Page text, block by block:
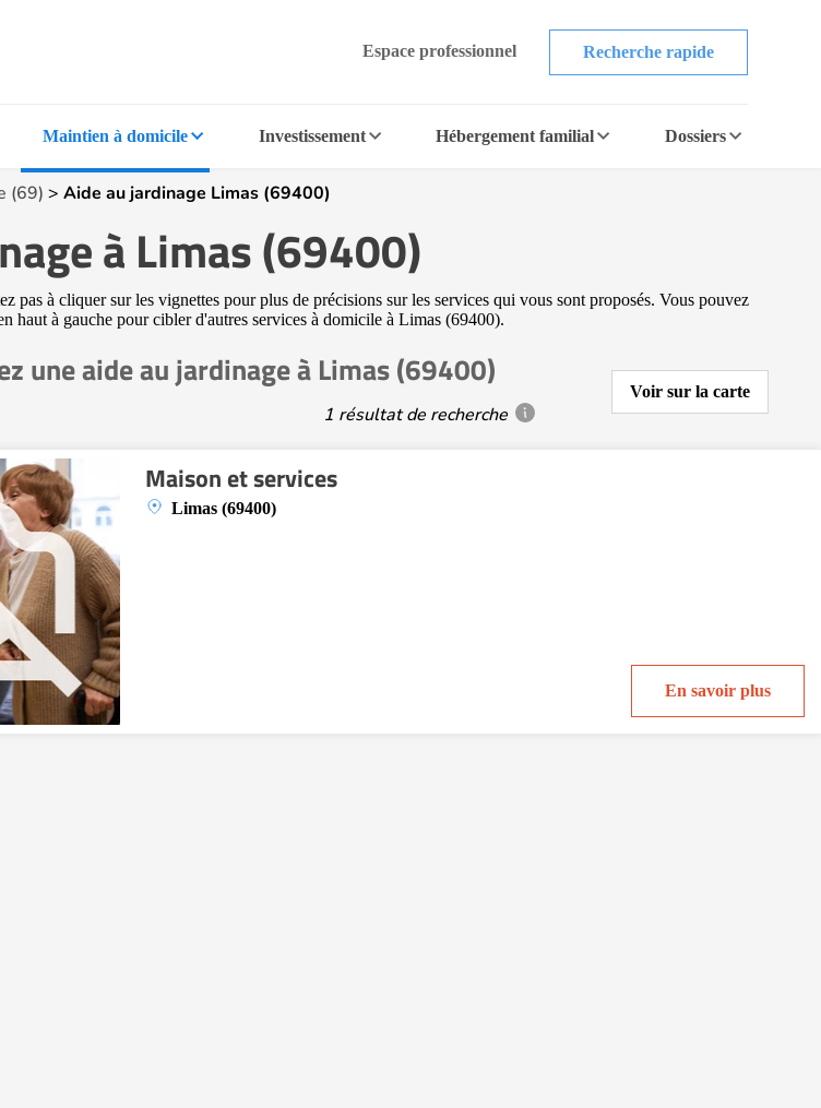
Espace professionnel Recherche rapide
Maintien à domicile Investissement Hébergement familial Dossiers
(69) > Aide au jardinage Limas (69400)
à Limas (69400)
à cliquer sur les vignettes pour plus de précisions sur les services qui vous sont proposés. Vous pouvez
haut à gauche pour cibler d'autres services à domicile à Limas (69400).
une aide au jardinage à Limas (69400)
1 résultat de recherche
Voir sur la carte
Maison et services
Limas (69400)
En savoir plus